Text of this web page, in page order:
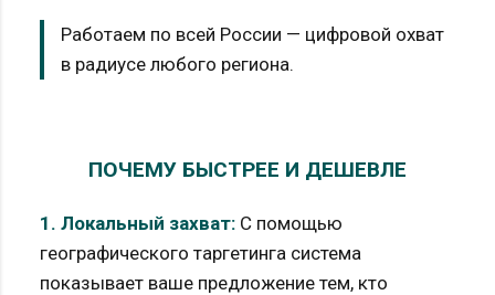
Работаем по всей России — цифровой охват
в радиусе любого региона.
ПОЧЕМУ БЫСТРЕЕ И ДЕШЕВЛЕ
1. Локальный захват: С помощью
географического таргетинга система
показывает ваше предложение тем, кто